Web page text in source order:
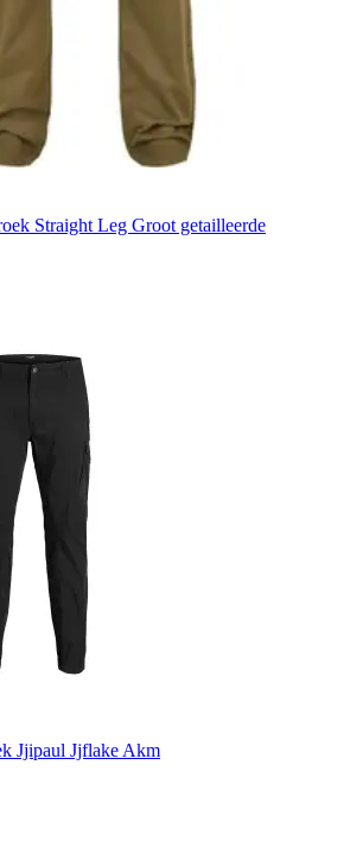
Straight Leg Groot getailleerde
Jjipaul Jjflake Akm